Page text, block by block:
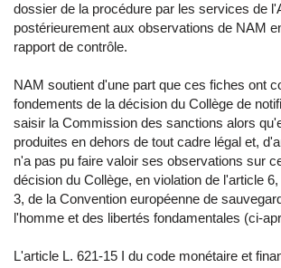
dossier de la procédure par les services de
postérieurement aux observations de NAM
rapport de contrôle.
NAM soutient d'une part que ces fiches ont
fondements de la décision du Collège de
saisir la Commission des sanctions alors
produites en dehors de tout cadre légal et,
n'a pas pu faire valoir ses observations sur
décision du Collège, en violation de l'article
3, de la Convention européenne de
l'homme et des libertés fondamentales (ci-
L'article L. 621-15 I du code monétaire et